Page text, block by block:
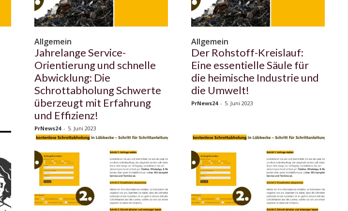
Allgemein
Jahrelange Service-
Orientierung und schnelle
Abwicklung: Die
Schrottabholung Schwerte
überzeugt mit Erfahrung
und Effizienz!
PrNews24 - 5. Juni 2023
Allgemein
Der Rohstoff-Kreislauf:
Eine essentielle Säule für
die heimische Industrie und
die Umwelt!
PrNews24 - 5. Juni 2023